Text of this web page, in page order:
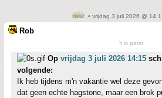
• vrijdag 3 juli 2026 @
Rob
't is patat
Op vrijdag 3 juli 2026 14:15
volgende:
Ik heb tijdens m'n vakantie wel deze
dat geen echte hagstone, maar een brok